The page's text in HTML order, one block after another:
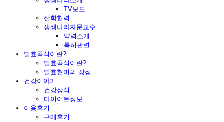
TV보도
산학협력
생생나라자문교수
약력소개
특허관련
발효곡식이란?
발효곡식이란?
발효현미의 장점
건강이야기
건강상식
다이어트정보
이용후기
구매후기